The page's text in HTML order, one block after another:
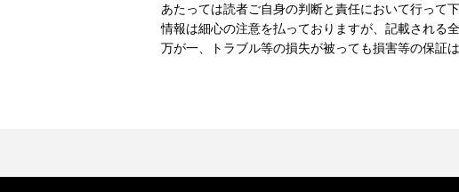
あたっては読者ご自身の判断と責任において行って
情報は細心の注意を払っておりますが、記載される
万が一、トラブル等の損失が被っても損害等の保証